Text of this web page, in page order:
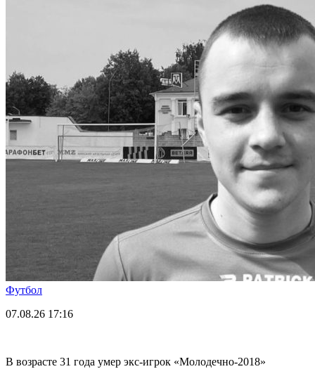
Футбол
07.08.26 17:16
В возрасте 31 года умер экс-игрок «Молодечно-2018»